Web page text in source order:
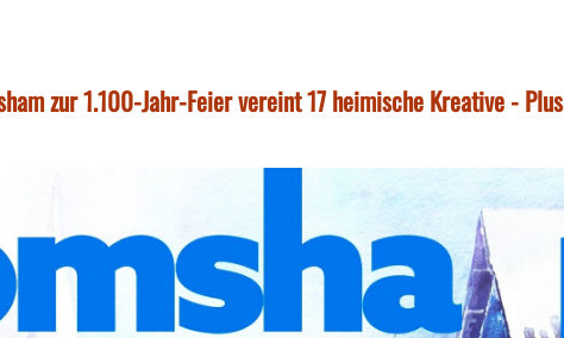
zur 1.100-Jahr-Feier vereint 17 heimische Kreative - Plus